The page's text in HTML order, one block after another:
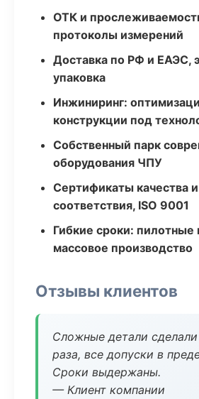
ОТК и
протоколы измерений
Доставка по РФ и ЕАЭС,
упаковка
Инжиниринг:
конструкции под
Собственный парк
оборудования ЧПУ
Сертификаты качества и
соответствия, ISO 9001
Гибкие сроки: пилотные
массовое производство
Отзывы клиентов
Сложные детали сделали
раза, все допуски в
Сроки выдержаны.
— Клиент компании